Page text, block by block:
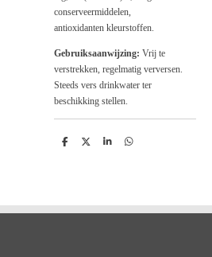
conserveermiddelen,
antioxidanten kleurstoffen.
Gebruiksaanwijzing: Vrij te
verstrekken, regelmatig verversen.
Steeds vers drinkwater ter
beschikking stellen.
D
D
S
D